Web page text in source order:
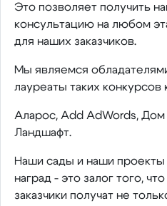
Это позволяет получить
консультацию на любом
для наших заказчиков.
Мы являемся
лауреаты таких конкурсов
Аларос, Add AdWords, Дом
Ландшафт.
Наши сады и наши
наград - это залог того,
заказчики получат не